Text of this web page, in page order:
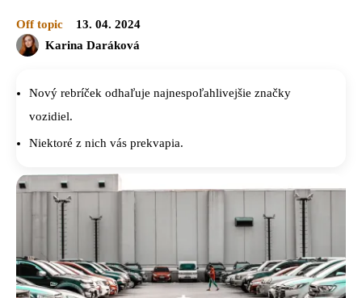
Off topic
13. 04. 2024
Karina Daráková
Nový rebríček odhaľuje najnespoľahlivejšie značky
vozidiel.
Niektoré z nich vás prekvapia.